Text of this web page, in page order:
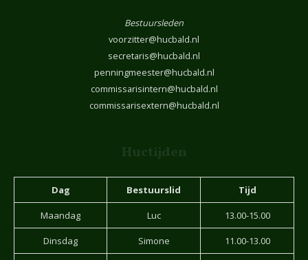
Bestuursleden
voorzitter@hucbald.nl
secretaris@hucbald.nl
penningmeester@hucbald.nl
commissarisintern@hucbald.nl
commissarisextern@hucbald.nl
Huctijden
Dag Bestuurslid Tijd
Maandag Luc 13.00-15.00
Dinsdag Simone 11.00-13.00